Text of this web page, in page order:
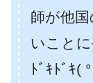
師が他
いこと
ﾄﾞｷﾄﾞｷ(